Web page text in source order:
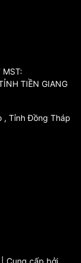
MST:
TIỀN GIANG
, Tỉnh Đồng Tháp
| Cung cấp bởi